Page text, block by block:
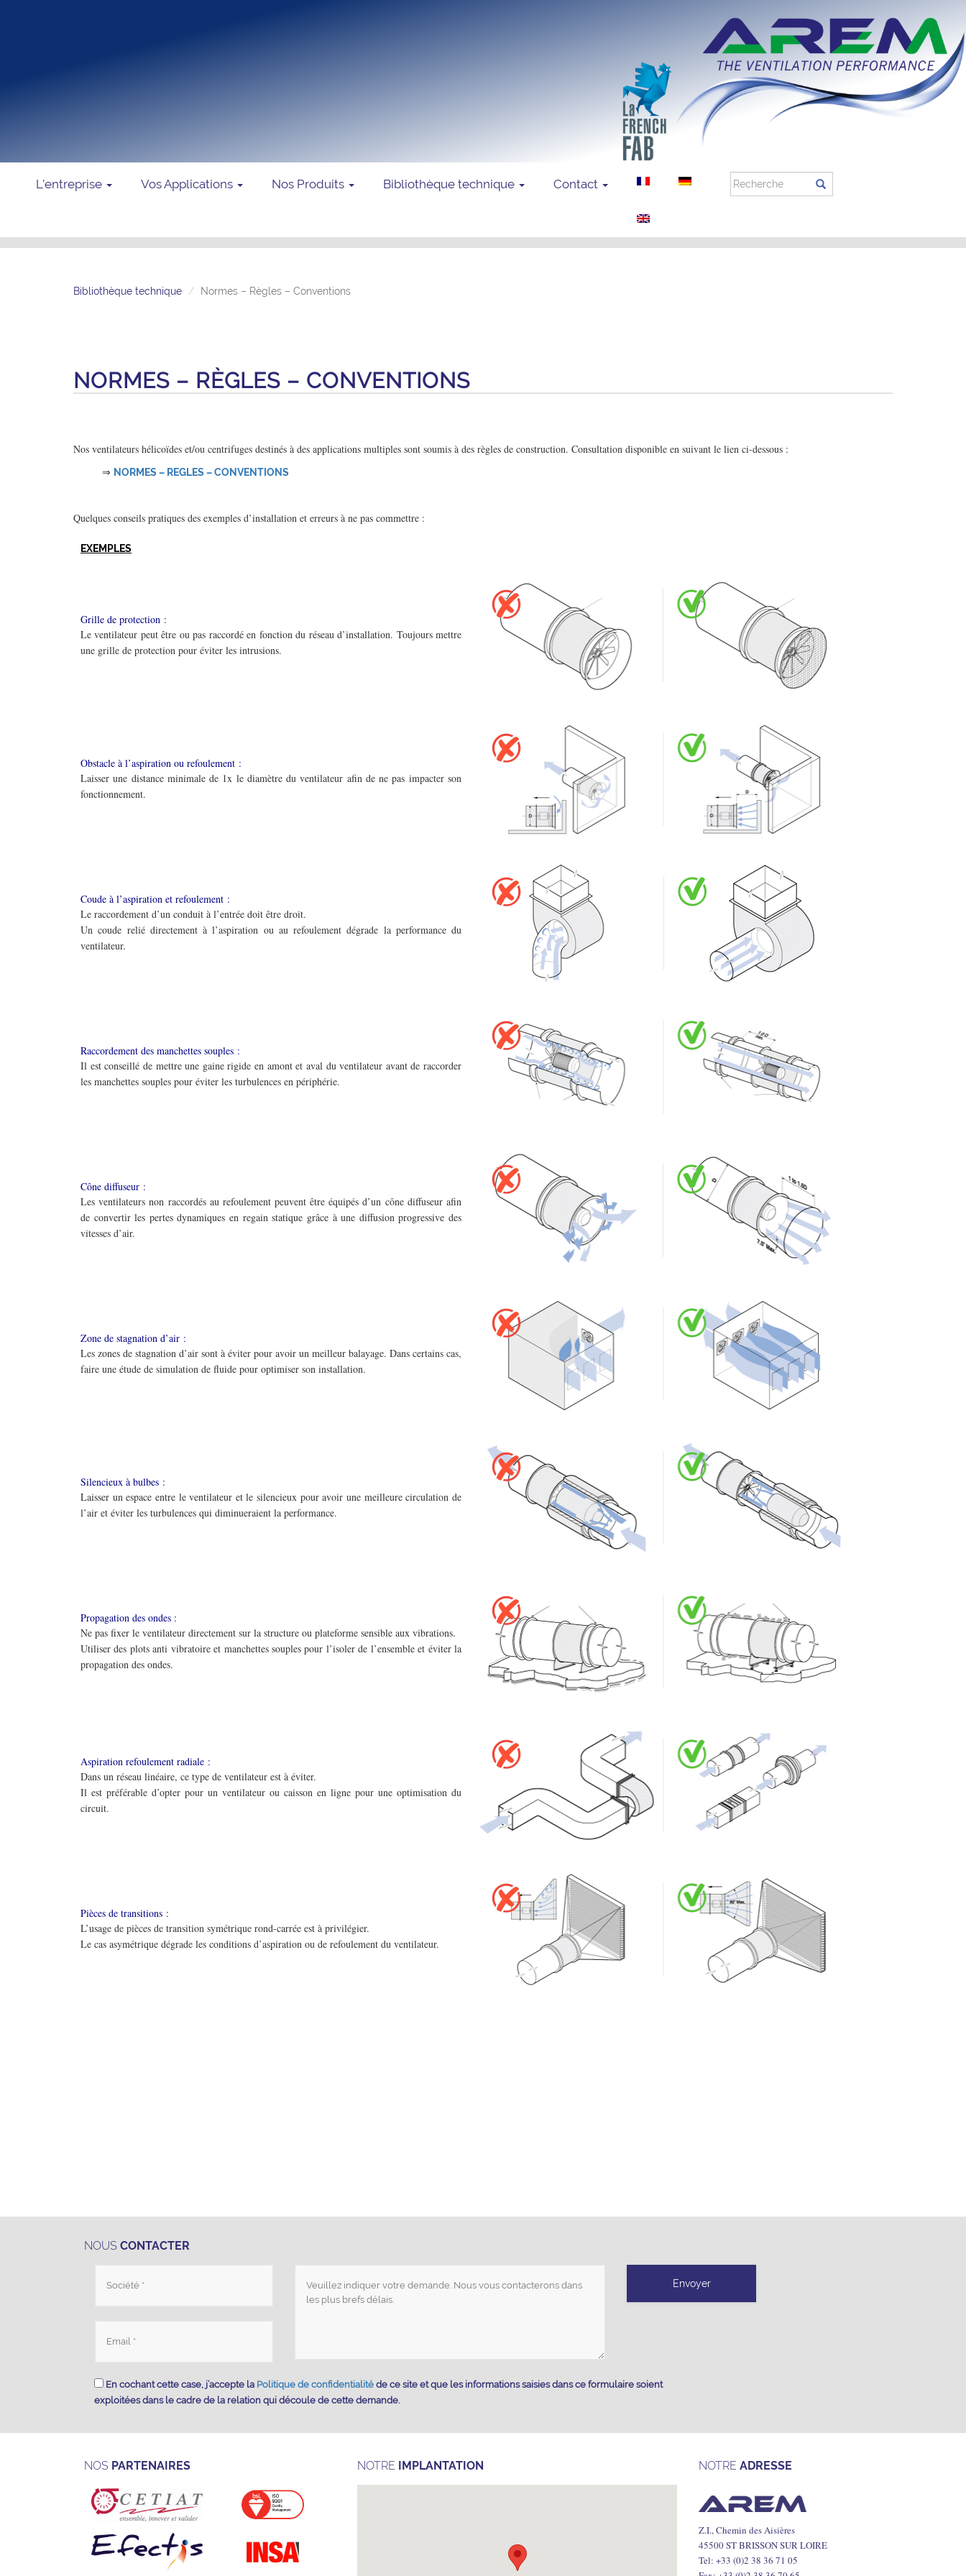
L’entreprise Vos Applications Nos Produits Bibliothèque technique Contact
Bibliothèque technique Normes – Règles – Conventions
NORMES – RÈGLES – CONVENTIONS
Nos ventilateurs hélicoïdes et/ou centrifuges destinés à des applications multiples sont soumis à des règles de construction. Consultation disponible en suivant le lien ci-dessous :
⇒ NORMES – REGLES – CONVENTIONS
Quelques conseils pratiques des exemples d’installation et erreurs à ne pas commettre :
EXEMPLES
Grille de protection :
Le ventilateur peut être ou pas raccordé en fonction du réseau d’installation. Toujours mettre
une grille de protection pour éviter les intrusions.
Obstacle à l’aspiration ou refoulement :
Laisser une distance minimale de 1x le diamètre du ventilateur afin de ne pas impacter son
fonctionnement.
Coude à l’aspiration et refoulement :
Le raccordement d’un conduit à l’entrée doit être droit.
Un coude relié directement à l’aspiration ou au refoulement dégrade la performance du
ventilateur.
Raccordement des manchettes souples :
Il est conseillé de mettre une gaine rigide en amont et aval du ventilateur avant de raccorder
les manchettes souples pour éviter les turbulences en périphérie.
Cône diffuseur :
Les ventilateurs non raccordés au refoulement peuvent être équipés d’un cône diffuseur afin
de convertir les pertes dynamiques en regain statique grâce à une diffusion progressive des
vitesses d’air.
Zone de stagnation d’air :
Les zones de stagnation d’air sont à éviter pour avoir un meilleur balayage. Dans certains cas,
faire une étude de simulation de fluide pour optimiser son installation.
Silencieux à bulbes :
Laisser un espace entre le ventilateur et le silencieux pour avoir une meilleure circulation de
l’air et éviter les turbulences qui diminueraient la performance.
Propagation des ondes :
Ne pas fixer le ventilateur directement sur la structure ou plateforme sensible aux vibrations.
Utiliser des plots anti vibratoire et manchettes souples pour l’isoler de l’ensemble et éviter la
propagation des ondes.
Aspiration refoulement radiale :
Dans un réseau linéaire, ce type de ventilateur est à éviter.
Il est préférable d’opter pour un ventilateur ou caisson en ligne pour une optimisation du
circuit.
Pièces de transitions :
L’usage de pièces de transition symétrique rond-carrée est à privilégier.
Le cas asymétrique dégrade les conditions d’aspiration ou de refoulement du ventilateur.
NOUS CONTACTER
En cochant cette case, j’accepte la Politique de confidentialité de ce site et que les informations saisies dans ce formulaire soient
exploitées dans le cadre de la relation qui découle de cette demande.
NOS PARTENAIRES NOTRE IMPLANTATION NOTRE ADRESSE
Z.I., Chemin des Aisières
45500 ST BRISSON SUR LOIRE
Tel: +33 (0)2 38 36 71 05